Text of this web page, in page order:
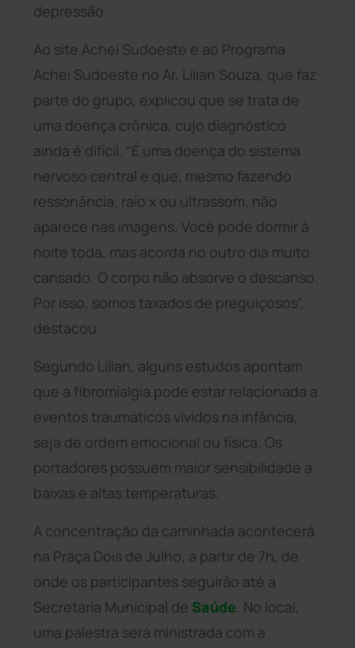
depressão.
Ao site Achei Sudoeste e ao Programa
Achei Sudoeste no Ar, Lilian Souza, que faz
parte do grupo, explicou que se trata de
uma doença crônica, cujo diagnóstico
ainda é difícil. “É uma doença do sistema
nervoso central e que, mesmo fazendo
ressonância, raio x ou ultrassom, não
aparece nas imagens. Você pode dormir à
noite toda, mas acorda no outro dia muito
cansado. O corpo não absorve o descanso.
Por isso, somos taxados de preguiçosos”,
destacou.
Segundo Lilian, alguns estudos apontam
que a fibromialgia pode estar relacionada a
eventos traumáticos vividos na infância,
seja de ordem emocional ou física. Os
portadores possuem maior sensibilidade a
baixas e altas temperaturas.
A concentração da caminhada acontecerá
na Praça Dois de Julho, a partir de 7h, de
onde os participantes seguirão até a
Secretaria Municipal de Saúde . No local,
uma palestra será ministrada com a